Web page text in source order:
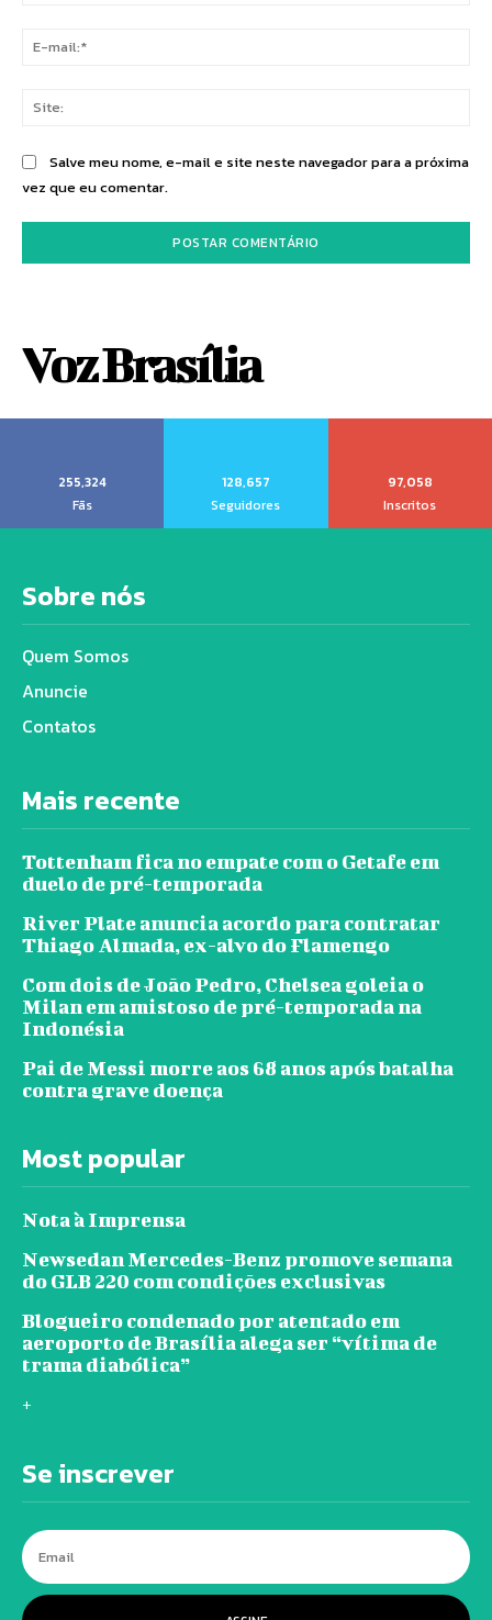
Salve meu nome, e-mail e site neste navegador para a próxima
vez que eu comentar.
Voz Brasília
255,324
Fãs
128,657
Seguidores
97,058
Inscritos
Sobre nós
Quem Somos
Anuncie
Contatos
Mais recente
Tottenham fica no empate com o Getafe em
duelo de pré-temporada
River Plate anuncia acordo para contratar
Thiago Almada, ex-alvo do Flamengo
Com dois de João Pedro, Chelsea goleia o
Milan em amistoso de pré-temporada na
Indonésia
Pai de Messi morre aos 68 anos após batalha
contra grave doença
Most popular
Nota à Imprensa
Newsedan Mercedes-Benz promove semana
do GLB 220 com condições exclusivas
Blogueiro condenado por atentado em
aeroporto de Brasília alega ser “vítima de
trama diabólica”
+
Se inscrever